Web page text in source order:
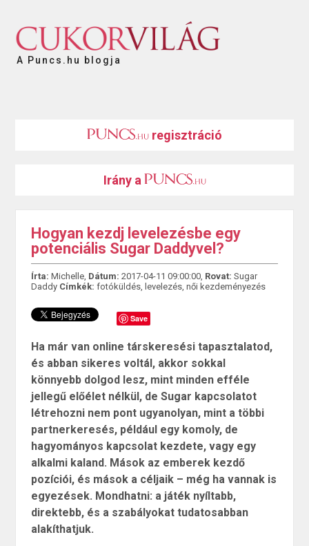
A Puncs.hu blogja
regisztráció
Irány a
Hogyan kezdj levelezésbe egy
potenciális Sugar Daddyvel?
Írta: Michelle, Dátum: 2017-04-11 09:00:00, Rovat: Sugar
Daddy Címkék: fotóküldés, levelezés, női kezdeményezés
Save
Ha már van online társkeresési tapasztalatod,
és abban sikeres voltál, akkor sokkal
könnyebb dolgod lesz, mint minden efféle
jellegű előélet nélkül, de Sugar kapcsolatot
létrehozni nem pont ugyanolyan, mint a többi
partnerkeresés, például egy komoly, de
hagyományos kapcsolat kezdete, vagy egy
alkalmi kaland. Mások az emberek kezdő
pozíciói, és mások a céljaik – még ha vannak is
egyezések. Mondhatni: a játék nyíltabb,
direktebb, és a szabályokat tudatosabban
alakíthatjuk.